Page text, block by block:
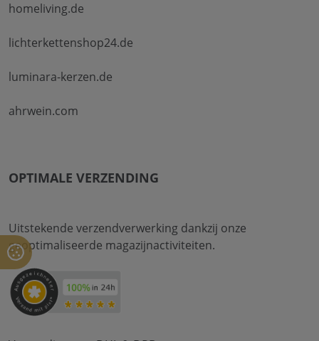
homeliving.de
lichterkettenshop24.de
luminara-kerzen.de
ahrwein.com
OPTIMALE VERZENDING
Uitstekende verzendverwerking dankzij onze
geoptimaliseerde magazijnactiviteiten.